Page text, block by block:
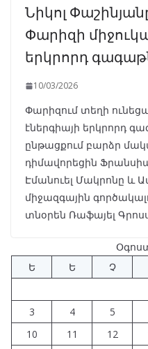
Նիկոլ
Փարիզի
երկրորդ
10/03/2026
Փարիզում տեղի
էներգիայի երկրորդ
ընթացքում բարձր
դիմավորեցին
Էմանուել Մակրոնը և
միջազգային
տնօրեն Ռաֆայել
Ե
Ե Չ
3
4 5
10
11 12